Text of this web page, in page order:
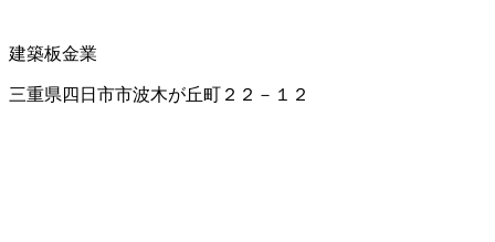
建築板金業
三重県四日市市波木が丘町２２－１２